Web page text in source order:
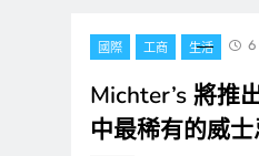
國際 工商 生活 6
Michter’s 將推
中最稀有的威